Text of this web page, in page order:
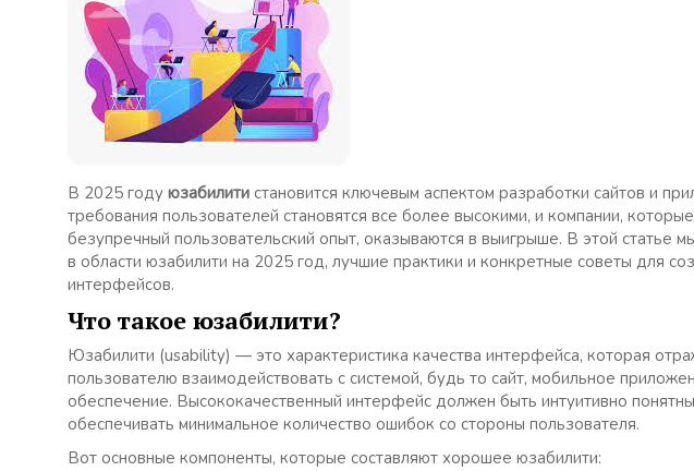
В 2025 году юзабилити становится ключевым аспектом разработки сайтов и
требования пользователей становятся все более высокими, и компании,
безупречный пользовательский опыт, оказываются в выигрыше. В этой статье
в области юзабилити на 2025 год, лучшие практики и конкретные советы для
интерфейсов.
Что такое юзабилити?
Юзабилити (usability) — это характеристика качества интерфейса, которая
пользователю взаимодействовать с системой, будь то сайт, мобильное
обеспечение. Высококачественный интерфейс должен быть интуитивно
обеспечивать минимальное количество ошибок со стороны пользователя.
Вот основные компоненты, которые составляют хорошее юзабилити: